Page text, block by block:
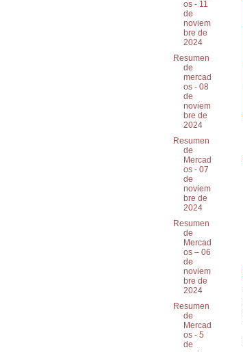
os - 11
de
noviem
bre de
2024
Resumen
de
mercad
os - 08
de
noviem
bre de
2024
Resumen
de
Mercad
os - 07
de
noviem
bre de
2024
Resumen
de
Mercad
os – 06
de
noviem
bre de
2024
Resumen
de
Mercad
os - 5
de